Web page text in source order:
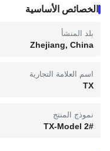
الخصائص الأساسية
بلد المنشأ
Zhejiang, China
اسم العلامة التجارية
TX
نموذج المنتج
TX-Model 2#